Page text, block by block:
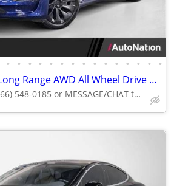
• • • • • • • • • • • • • • •
2022 Tesla Model 3 Long Range AWD All Wheel Drive Electric AUTONATION
Call (866) 548-0185 or MESSAGE/CHAT to confirm availability